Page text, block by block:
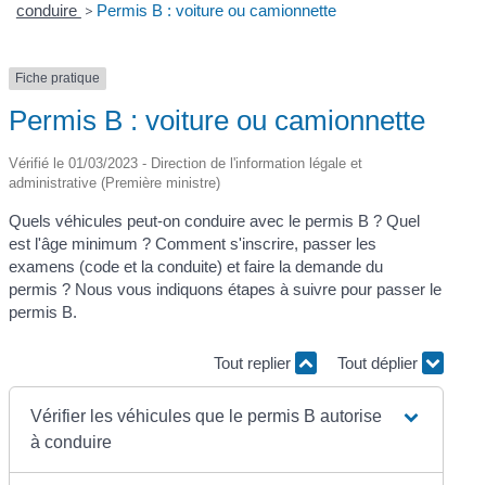
conduire > Permis B : voiture ou camionnette
Fiche pratique
Permis B : voiture ou camionnette
Vérifié le 01/03/2023 - Direction de l'information légale et
administrative (Première ministre)
Quels véhicules peut-on conduire avec le permis B ? Quel
est l'âge minimum ? Comment s'inscrire, passer les
examens (code et la conduite) et faire la demande du
permis ? Nous vous indiquons étapes à suivre pour passer le
permis B.
Tout replier Tout déplier
Vérifier les véhicules que le permis B autorise
à conduire